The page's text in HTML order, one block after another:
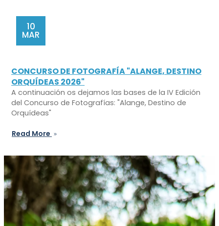
10
MAR
CONCURSO DE FOTOGRAFÍA "ALANGE, DESTINO
ORQUÍDEAS 2026"
A continuación os dejamos las bases de la IV Edición
del Concurso de Fotografías: "Alange, Destino de
Orquídeas"
Read More